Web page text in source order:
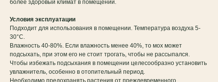
более здоровый климат в помещении.
Условия эксплуатации
Подходит для использования в помещении. Температура воздуха 5-
30°C.
Влажность 40-80%. Если влажность менее 40%, то мох может
подсыхать, при этом его не стоит трогать, чтобы не рассыпался.
Чтобы избежать подсыхания в помещении целесообразно установить
увлажнитель, особенно в отопительный период.